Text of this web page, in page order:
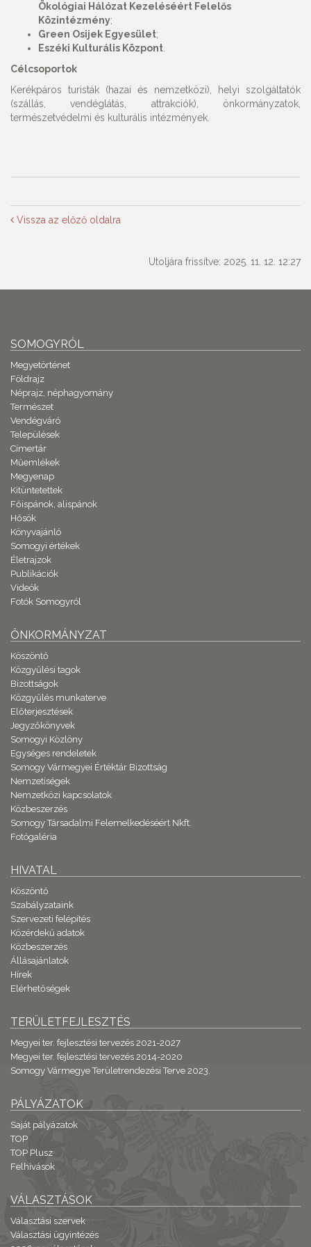
Ökológiai Hálózat Kezeléséért Felelős
Közintézmény;
Green Osijek Egyesület;
Eszéki Kulturális Központ
Célcsoportok
Kerékpáros turisták (hazai és nemzetközi), helyi szolgáltatók
(szállás, vendéglátás, attrakciók), önkormányzatok,
természetvédelmi és kulturális intézmények.
Vissza az előző oldalra
Utoljára frissítve: 2025. 11. 12. 12:27
SOMOGYRÓL
Megyetörténet
Földrajz
Néprajz, néphagyomány
Természet
Vendégváró
Települések
Címertár
Műemlékek
Megyenap
Kitüntetettek
Főispánok, alispánok
Hősök
Könyvajánló
Somogyi értékek
Életrajzok
Publikációk
Videók
Fotók Somogyról
ÖNKORMÁNYZAT
Köszöntő
Közgyűlési tagok
Bizottságok
Közgyűlés munkaterve
Előterjesztések
Jegyzőkönyvek
Somogyi Közlöny
Egységes rendeletek
Somogy Vármegyei Értéktár Bizottság
Nemzetiségek
Nemzetközi kapcsolatok
Közbeszerzés
Somogy Társadalmi Felemelkedéséért Nkft.
Fotógaléria
HIVATAL
Köszöntő
Szabályzataink
Szervezeti felépítés
Közérdekű adatok
Közbeszerzés
Állásajánlatok
Hírek
Elérhetőségek
TERÜLETFEJLESZTÉS
Megyei ter. fejlesztési tervezés 2021-2027
Megyei ter. fejlesztési tervezés 2014-2020
Somogy Vármegye Területrendezési Terve 2023.
PÁLYÁZATOK
Saját pályázatok
TOP
TOP Plusz
Felhívások
VÁLASZTÁSOK
Választási szervek
Választási ügyintézés